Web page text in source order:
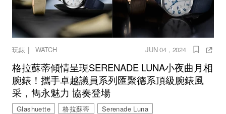
玩錶 ｜ WATCH JUN 04 , 2024
格拉蘇蒂傾情呈現SERENADE LUNA小夜曲月相
腕錶！攜手卓越議員系列匯聚德系頂級腕錶風
采，雋永魅力 協奏登場
Glashuette 格拉蘇蒂
Serenade Luna